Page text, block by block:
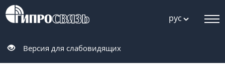
рус
Версия для слабовидящих